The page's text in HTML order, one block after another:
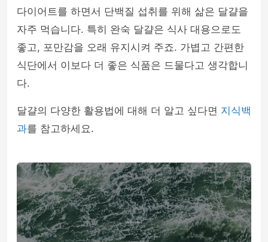
다이어트를 하면서 단백질 섭취를 위해 삶은 달걀을
자주 먹습니다. 특히 완숙 달걀은 식사 대용으로도
좋고, 포만감을 오래 유지시켜 주죠. 가볍고 간편한
식단에서 이보다 더 좋은 식품은 드물다고 생각합니
다.
달걀의 다양한 활용법에 대해 더 알고 싶다면 지식백
과를 참고하세요.